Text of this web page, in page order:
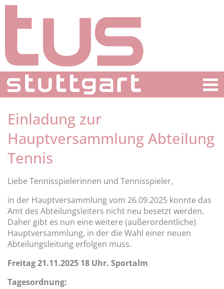
Einladung zur
Hauptversammlung Abteilung
Tennis
Liebe Tennisspielerinnen und Tennisspieler,
in der Hauptversammlung vom 26.09.2025 konnte das
Amt des Abteilungsleiters nicht neu besetzt werden.
Daher gibt es nun eine weitere (außerordentliche)
Hauptversammlung, in der die Wahl einer neuen
Abteilungsleitung erfolgen muss.
Freitag 21.11.2025 18 Uhr. Sportalm
Tagesordnung: